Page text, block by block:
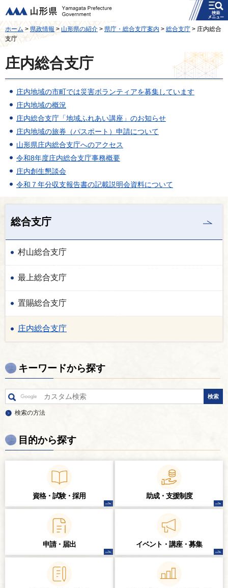
山形県
メニュー
ホーム>県政情報>山形県の紹介 > 県庁・総合支庁案内 > 総合支庁 > 庄内総合
支庁
庄内総合支庁
庄内地域の市町では災害ボランティアを募集しています
庄内地域の概況
庄内総合支庁「地域ふれあい講座」のお知らせ
庄内地域の旅券（パスポート）申請について
山形県庄内総合支庁へのアクセス
令和8年度庄内総合支庁事務概要
庄内創生懇談会
令和７年分収支報告書の記載説明会資料について
総合支庁
村山総合支庁
最上総合支庁
置賜総合支庁
庄内総合支庁
キーワードから探す
検索の方法
目的から探す
資格・試験・ 採用 助成・支援制度
申請・届出 イベント・講座・ 募集